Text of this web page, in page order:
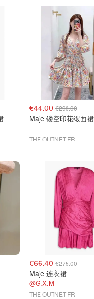
€44.00 €293.00
Maje 镂空印花缎面裙
THE OUTNET FR
€66.40 €275.00
Maje 连衣裙
@G.X.M
THE OUTNET FR